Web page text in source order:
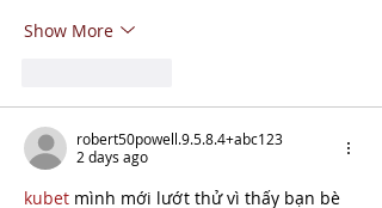
Show More
robert50powell.9.5.8.4+abc123
2 days ago
kubet mình mới lướt thử vì thấy bạn bè